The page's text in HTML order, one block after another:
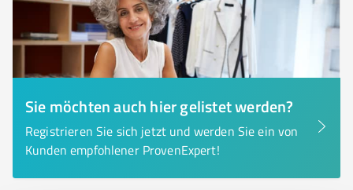
Sie möchten auch hier gelistet werden?
Registrieren Sie sich jetzt und werden Sie ein von
Kunden empfohlener ProvenExpert!